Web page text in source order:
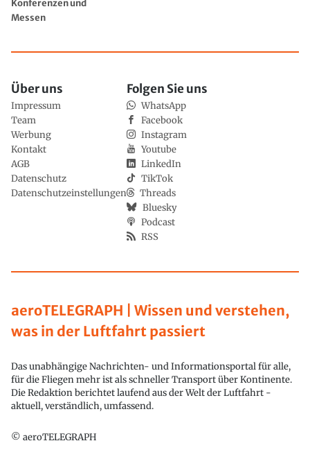
Konferenzen und
Messen
aeroTELEGRAPH | Wissen und verstehen,
was in der Luftfahrt passiert
Das unabhängige Nachrichten- und Informationsportal für alle,
für die Fliegen mehr ist als schneller Transport über Kontinente.
Die Redaktion berichtet laufend aus der Welt der Luftfahrt -
aktuell, verständlich, umfassend.
© aeroTELEGRAPH
Über uns
Impressum
Team
Werbung
Kontakt
AGB
Datenschutz
Datenschutzeinstellungen
Folgen Sie uns
WhatsApp
Facebook
Instagram
Youtube
LinkedIn
TikTok
Threads
Bluesky
Podcast
RSS